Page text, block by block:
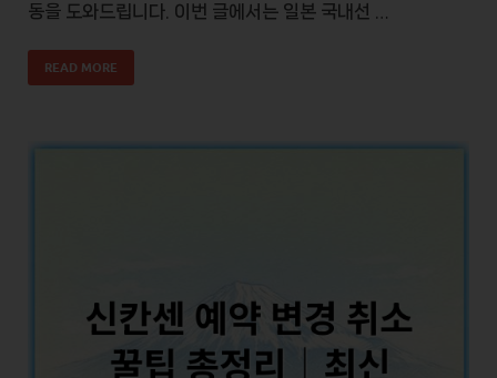
동을 도와드립니다. 이번 글에서는 일본 국내선 …
READ MORE